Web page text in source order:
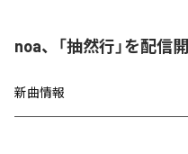
noa、「抽然行」を配信
新曲情報